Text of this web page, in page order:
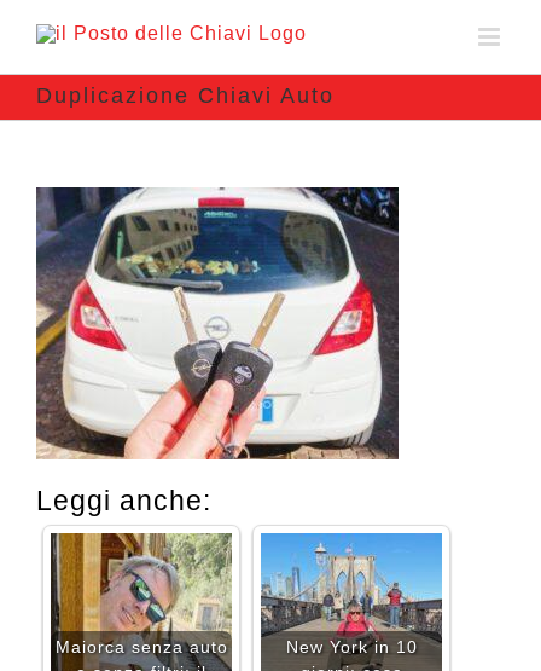
Duplicazione Chiavi Auto
Leggi anche:
Maiorca senza auto
New York in 10